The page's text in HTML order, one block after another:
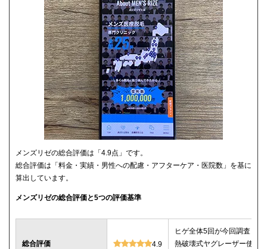
メンズリゼの総合評価は「4.9点」です。
総合評価は「料金・実績・男性への配慮・アフターケア・医院数」を基に
算出しています。
メンズリゼの総合評価と5つの評価基準
総合評価 4.9
ヒゲ全体5回が今回調査し
熱破壊式ヤグレーザー使用